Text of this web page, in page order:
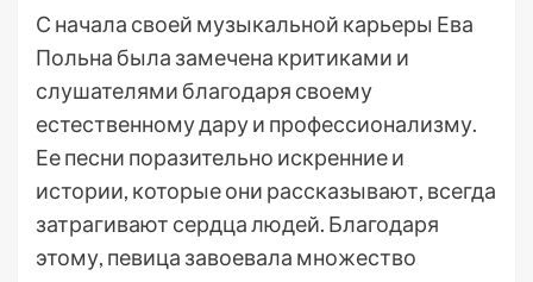
С начала своей музыкальной карьеры Ева
Польна была замечена критиками и
слушателями благодаря своему
естественному дару и профессионализму.
Ее песни поразительно искренние и
истории, которые они рассказывают, всегда
затрагивают сердца людей. Благодаря
этому, певица завоевала множество